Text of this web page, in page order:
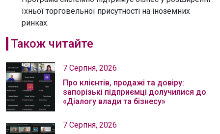
їхньої торговельної присутності на іноземних
ринках.
Також читайте
7 Серпня, 2026
Про клієнтів, продажі та довіру:
запорізькі підприємці долучилися до
«Діалогу влади та бізнесу»
7 Серпня, 2026